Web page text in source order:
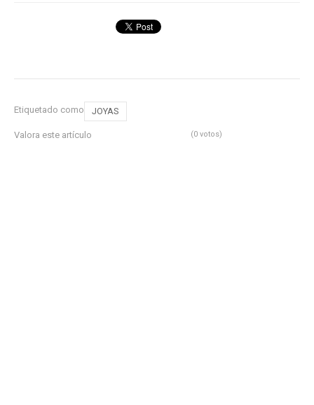
Etiquetado como JOYAS
Valora este artículo (0 votos)